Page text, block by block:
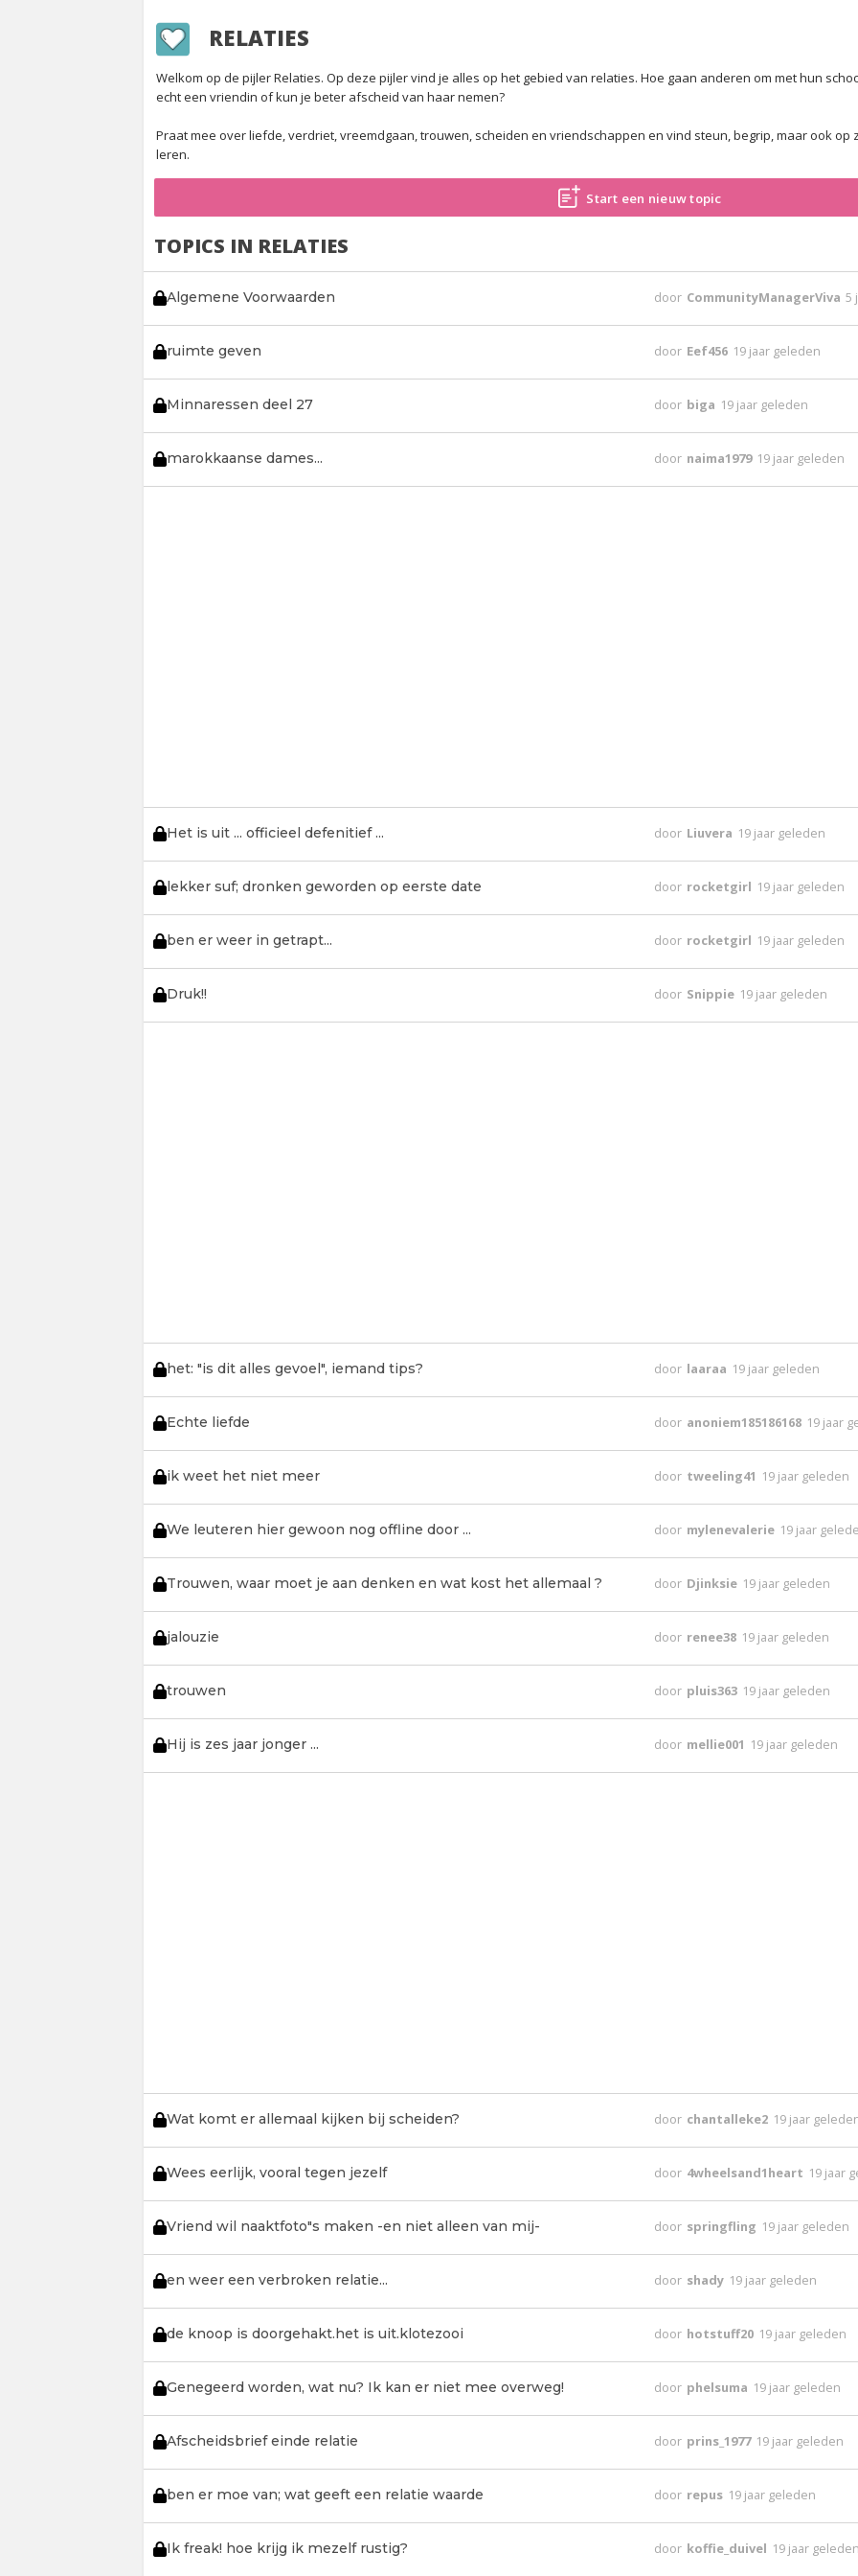
RELATIES
Welkom op de pijler Relaties. Op deze pijler vind je alles op het gebied van relaties. Hoe gaan anderen om met hun
echt een vriendin of kun je beter afscheid van haar nemen?
Praat mee over liefde, verdriet, vreemdgaan, trouwen, scheiden en vriendschappen en vind steun, begrip, maar ook
leren.
Start een nieuw topic
TOPICS IN RELATIES
Algemene Voorwaarden door CommunityManagerViva 5
ruimte geven door Eef456 19 jaar geleden
Minnaressen deel 27 door biga 19 jaar geleden
marokkaanse dames... door naima1979 19 jaar geleden
Het is uit ... officieel defenitief ... door Liuvera 19 jaar geleden
lekker suf; dronken geworden op eerste date door rocketgirl 19 jaar geleden
ben er weer in getrapt... door rocketgirl 19 jaar geleden
Druk!! door Snippie 19 jaar geleden
het: "is dit alles gevoel", iemand tips? door laaraa 19 jaar geleden
Echte liefde door anoniem185186168 19 jaar
ik weet het niet meer door tweeling41 19 jaar geleden
We leuteren hier gewoon nog offline door ... door mylenevalerie 19 jaar
Trouwen, waar moet je aan denken en wat kost het allemaal ? door Djinksie 19 jaar geleden
jalouzie door renee38 19 jaar geleden
trouwen door pluis363 19 jaar geleden
Hij is zes jaar jonger ... door mellie001 19 jaar geleden
Wat komt er allemaal kijken bij scheiden? door chantalleke2 19 jaar
Wees eerlijk, vooral tegen jezelf door 4wheelsand1heart 19 jaar
Vriend wil naaktfoto"s maken -en niet alleen van mij- door springfling 19 jaar geleden
en weer een verbroken relatie... door shady 19 jaar geleden
de knoop is doorgehakt.het is uit.klotezooi door hotstuff20 19 jaar geleden
Genegeerd worden, wat nu? Ik kan er niet mee overweg! door phelsuma 19 jaar geleden
Afscheidsbrief einde relatie door prins_1977 19 jaar geleden
ben er moe van; wat geeft een relatie waarde door repus 19 jaar geleden
Ik freak! hoe krijg ik mezelf rustig? door koffie_duivel 19 jaar geleden